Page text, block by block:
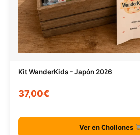
Kit WanderKids – Japón 2026
37,00€
Ver en Chollones